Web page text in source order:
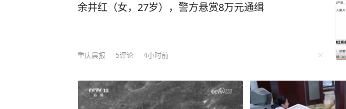
余井红（女，27岁），警方悬赏8万元通缉
重庆晨报 5评论 4小时前